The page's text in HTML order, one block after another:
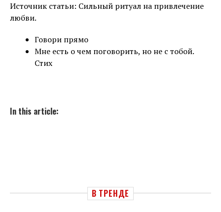
Источник статьи: Сильный ритуал на привлечение
любви.
Говори прямо
Мне есть о чем поговорить, но не с тобой.
Стих
In this article:
В ТРЕНДЕ